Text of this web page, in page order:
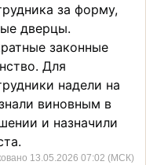
за форму,
дверцы.
законные
Для
надели на
виновным в
и назначили
13.05.2026 07:02 (МСК)